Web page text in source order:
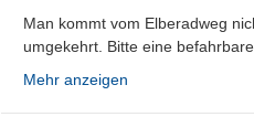
Man kommt vom Elberadweg
umgekehrt. Bitte eine
Mehr anzeigen